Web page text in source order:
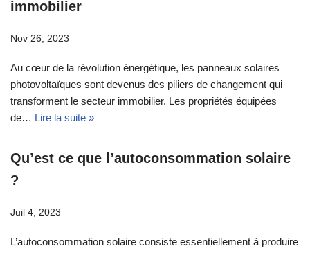
immobilier
Nov 26, 2023
Au cœur de la révolution énergétique, les panneaux solaires
photovoltaïques sont devenus des piliers de changement qui
transforment le secteur immobilier. Les propriétés équipées
de… Lire la suite »
Qu’est ce que l’autoconsommation solaire
?
Juil 4, 2023
L’autoconsommation solaire consiste essentiellement à produire